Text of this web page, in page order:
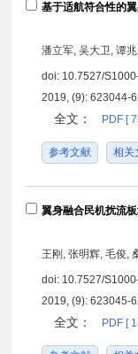
基于适航符合性的
潘立军, 吴大卫, 谭
doi: 10.7527/
2019, (9): 623044-
全文： PDF [
参考文献 相关
翼身融合民机扰流
王刚, 张明辉, 毛俊,
doi: 10.7527/
2019, (9): 623045-
全文： PDF [